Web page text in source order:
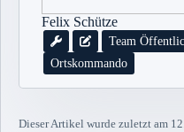
Felix Schütze
Team
Ortskommando
Dieser Artikel wurde zuletzt am